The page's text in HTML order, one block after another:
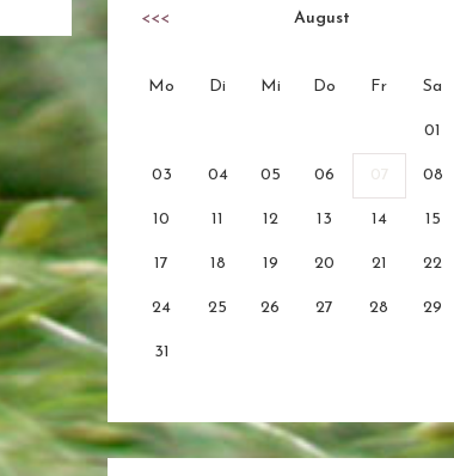
<<< August
Mo Di Mi Do Fr Sa
01
03 04 05 06 07 08
10 11 12 13 14 15
17 18 19 20 21 22
24 25 26 27 28 29
31